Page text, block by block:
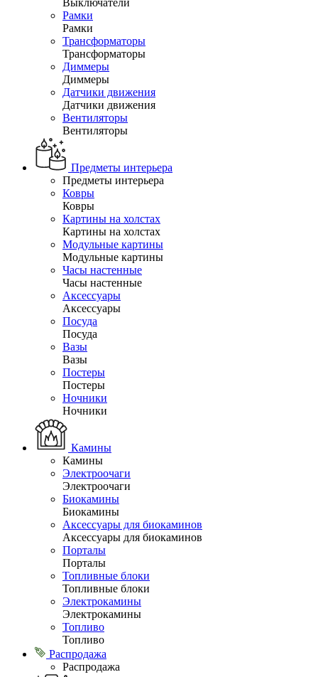
Выключатели
Рамки
Рамки
Трансформаторы
Трансформаторы
Диммеры
Диммеры
Датчики движения
Датчики движения
Вентиляторы
Вентиляторы
Предметы интерьера
Предметы интерьера
Ковры
Ковры
Картины на холстах
Картины на холстах
Модульные картины
Модульные картины
Часы настенные
Часы настенные
Аксессуары
Аксессуары
Посуда
Посуда
Вазы
Вазы
Постеры
Постеры
Ночники
Ночники
Камины
Камины
Электроочаги
Электроочаги
Биокамины
Биокамины
Аксессуары для биокаминов
Аксессуары для биокаминов
Порталы
Порталы
Топливные блоки
Топливные блоки
Электрокамины
Электрокамины
Топливо
Топливо
Распродажа
Распродажа